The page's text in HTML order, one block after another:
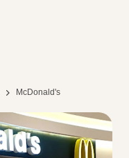
McDonald's